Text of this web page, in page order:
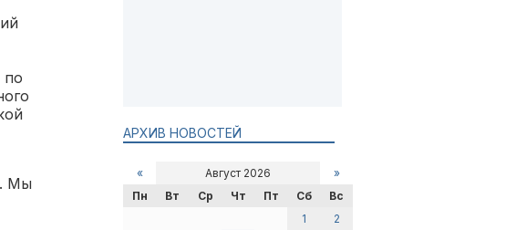
по
Мы
АРХИВ НОВОСТЕЙ
« Август 2026
»
Пн
Вт Ср Чт Пт Сб
Вс
1
2